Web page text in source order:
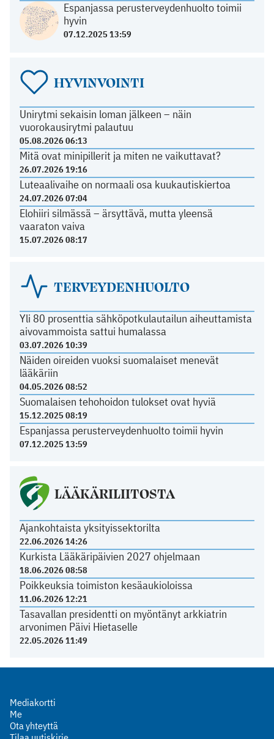
Espanjassa perusterveydenhuolto toimii
hyvin
07.12.2025 13:59
HYVINVOINTI
Unirytmi sekaisin loman jälkeen – näin
vuorokausirytmi palautuu
05.08.2026 06:13
Mitä ovat minipillerit ja miten ne vaikuttavat?
26.07.2026 19:16
Luteaalivaihe on normaali osa kuukautiskiertoa
24.07.2026 07:04
Elohiiri silmässä – ärsyttävä, mutta yleensä
vaaraton vaiva
15.07.2026 08:17
TERVEYDENHUOLTO
Yli 80 prosenttia sähköpotkulautailun aiheuttamista
aivovammoista sattui humalassa
03.07.2026 10:39
Näiden oireiden vuoksi suomalaiset menevät
lääkäriin
04.05.2026 08:52
Suomalaisen tehohoidon tulokset ovat hyviä
15.12.2025 08:19
Espanjassa perusterveydenhuolto toimii hyvin
07.12.2025 13:59
LÄÄKÄRILIITOSTA
Ajankohtaista yksityissektorilta
22.06.2026 14:26
Kurkista Lääkäripäivien 2027 ohjelmaan
18.06.2026 08:58
Poikkeuksia toimiston kesäaukioloissa
11.06.2026 12:21
Tasavallan presidentti on myöntänyt arkkiatrin
arvonimen Päivi Hietaselle
22.05.2026 11:49
Mediakortti
Me
Ota yhteyttä